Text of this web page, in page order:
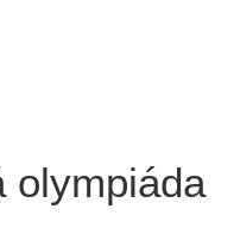
olympiáda